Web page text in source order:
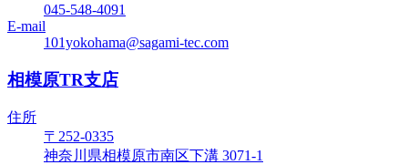
045-548-4091
E-mail
101yokohama@sagami-tec.com
相模原TR支店
住所
〒252-0335
神奈川県相模原市南区下溝 3071-1